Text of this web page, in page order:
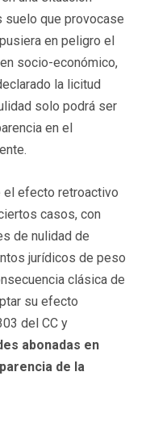
suelo que provocase
en peligro el
socio-económico,
la licitud
solo podrá ser
en el
el efecto retroactivo
casos, con
de nulidad de
jurídicos de peso
clásica de
su efecto
del CC y
abonadas en
de la